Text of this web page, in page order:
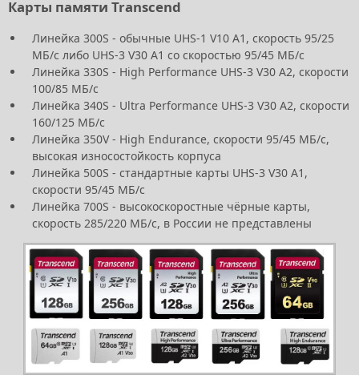
Карты памяти Transcend
Линейка 300S - обычные UHS-1 V10 A1, скорость 95/25
МБ/с либо UHS-3 V30 A1 со скоростью 95/45 МБ/с
Линейка 330S - High Performance UHS-3 V30 A2, скорости
100/85 МБ/с
Линейка 340S - Ultra Performance UHS-3 V30 A2, скорости
160/125 МБ/с
Линейка 350V - High Endurance, скорости 95/45 МБ/с,
высокая износостойкость корпуса
Линейка 500S - стандартные карты UHS-3 V30 A1,
скорости 95/45 МБ/с
Линейка 700S - высокоскоростные чёрные карты,
скорость 285/220 МБ/с, в России не представлены